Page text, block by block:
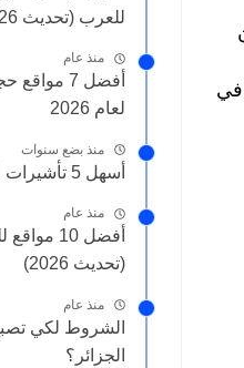
في
للعرب (تحديث 2026)
منذ عام
أفضل 7
لعام 2026
منذ بضع سنوات
أسهل 5 تأشيرات للجزائريين لسنة 2025
منذ عام
أفضل 10
(تحديث 2026)
منذ عام
الشروط لكي
الجزائر؟